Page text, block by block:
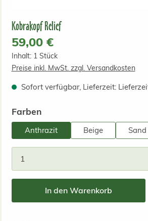
Kobrakopf Relief
Regulärer Preis:
59,00 €
Inhalt: 1 Stück
Preise inkl. MwSt. zzgl. Versandkosten
Sofort verfügbar, Lieferzeit:
Farbenauswählen
Anthrazit Beige Sand
In den Warenkorb